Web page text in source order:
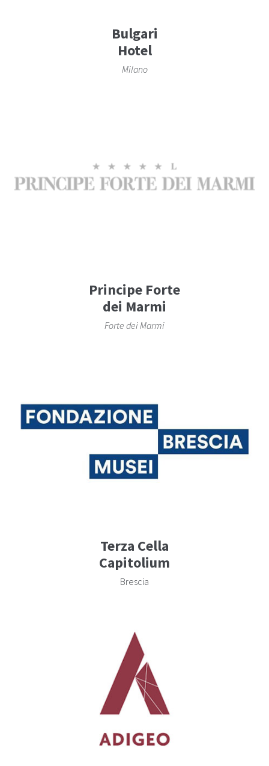
Bulgari
Hotel
Milano
Principe Forte
dei Marmi
Forte dei Marmi
Terza Cella
Capitolium
Brescia